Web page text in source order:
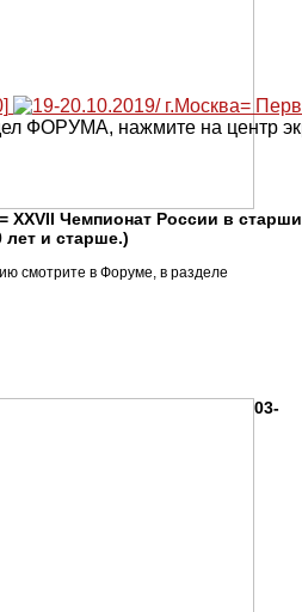
ФОРУМА, нажмите на центр
XXVII Чемпионат России в
лет и старше.)
смотрите в Форуме, в разделе
03-